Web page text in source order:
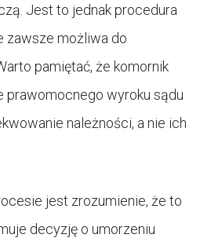
Jest to jednak procedura
zawsze możliwa do
pamiętać, że komornik
prawomocnego wyroku sądu
należności, a nie ich
jest zrozumienie, że to
decyzję o umorzeniu